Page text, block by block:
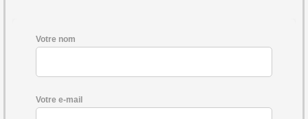
Votre nom
Votre e-mail